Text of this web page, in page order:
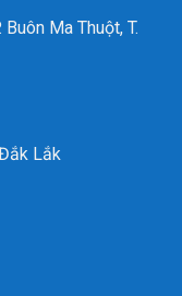
Ma Thuột, T.
Lắk